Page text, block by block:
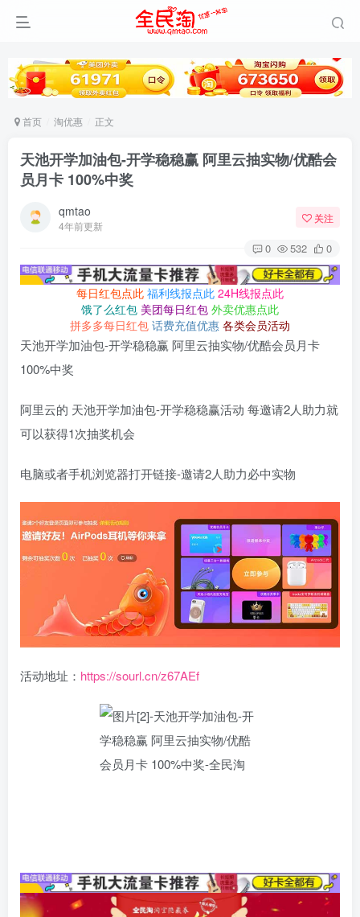
首页 淘优惠 正文
天池开学加油包-开学稳稳赢 阿里云抽实物/优酷会
员月卡 100%中奖
qmtao
4年前更新
关注
0 532 0
每日红包点此 福利线报点此 24H线报点此
饿了么红包 美团每日红包 外卖优惠点此
拼多多每日红包 话费充值优惠 各类会员活动
天池开学加油包-开学稳稳赢 阿里云抽实物/优酷会员月卡
100%中奖
阿里云的 天池开学加油包-开学稳稳赢活动 每邀请2人助力就
可以获得1次抽奖机会
电脑或者手机浏览器打开链接-邀请2人助力必中实物
活动地址： https://sourl.cn/z67AEf